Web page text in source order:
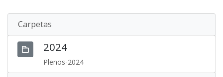
Carpetas
2024
Plenos-2024